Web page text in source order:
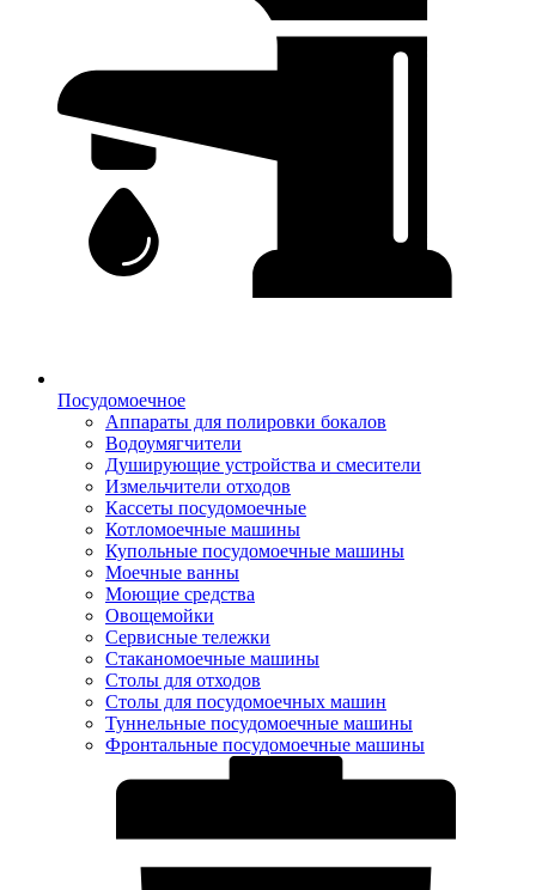
Посудомоечное
Аппараты для полировки бокалов
Водоумягчители
Душирующие устройства и смесители
Измельчители отходов
Кассеты посудомоечные
Котломоечные машины
Купольные посудомоечные машины
Моечные ванны
Моющие средства
Овощемойки
Сервисные тележки
Стаканомоечные машины
Столы для отходов
Столы для посудомоечных машин
Туннельные посудомоечные машины
Фронтальные посудомоечные машины